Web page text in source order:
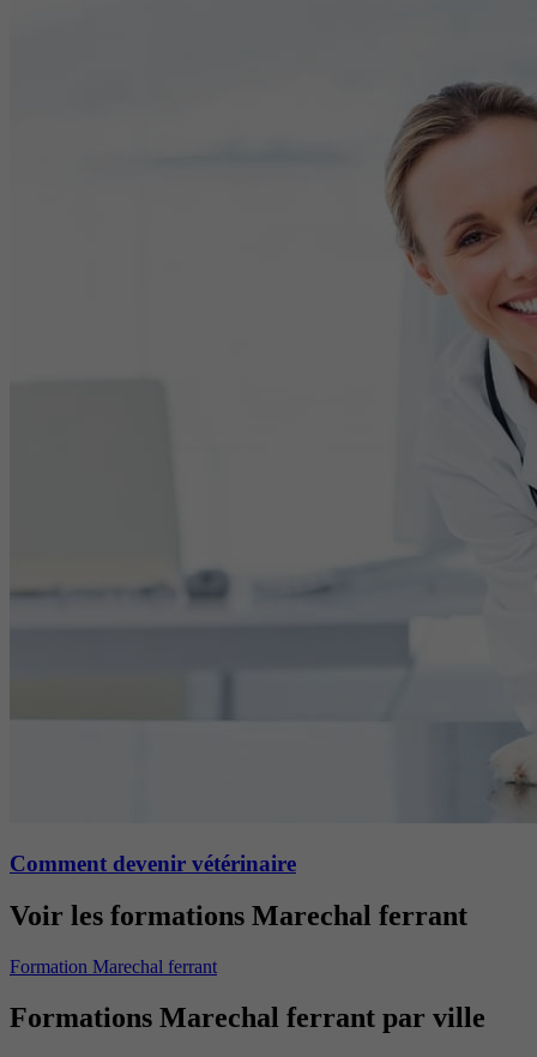
Comment devenir vétérinaire
Voir les formations Marechal ferrant
Formation Marechal ferrant
Formations Marechal ferrant par ville